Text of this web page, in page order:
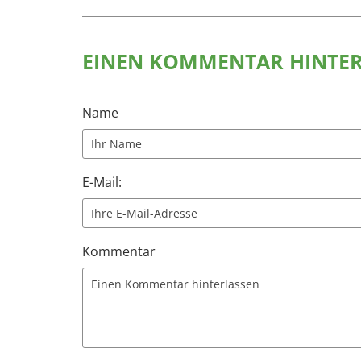
EINEN KOMMENTAR
Name
E-Mail:
Kommentar